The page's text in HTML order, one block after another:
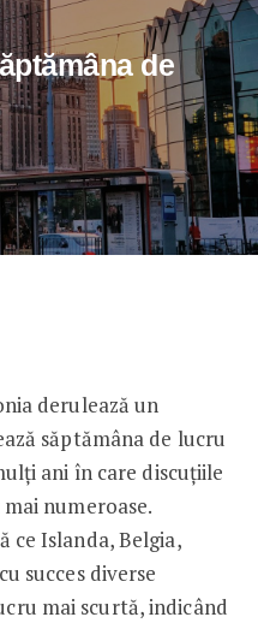
de
de
derulează un
săptămâna de lucru
ani în care discuțiile
numeroase.
ce Islanda, Belgia,
succes diverse
mai scurtă, indicând